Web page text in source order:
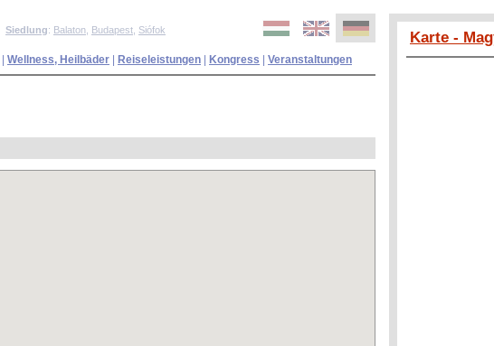
Karte -
Siedlung: Balaton Budapest Siófok
Wellness, Heilbäder Reiseleistungen Kongress Veranstaltungen